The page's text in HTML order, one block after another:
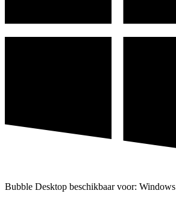
Bubble Desktop beschikbaar voor: Windows